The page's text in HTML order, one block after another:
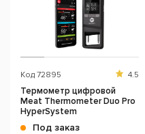
Код 72895 4.5
Термометр цифровой
Meat Thermometer Duo Pro
HyperSystem
Под заказ